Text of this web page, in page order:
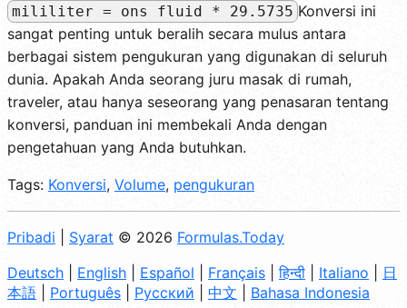
mililiter = ons fluid * 29.5735 Konversi ini
sangat penting untuk beralih secara mulus antara
berbagai sistem pengukuran yang digunakan di seluruh
dunia. Apakah Anda seorang juru masak di rumah,
traveler, atau hanya seseorang yang penasaran tentang
konversi, panduan ini membekali Anda dengan
pengetahuan yang Anda butuhkan.
Tags: Konversi, Volume, pengukuran
Pribadi Syarat © 2026 Formulas.Today
Deutsch
English Español Français |हिन्दी Italiano
日
本語
Português Русский 中文 Bahasa Indonesia